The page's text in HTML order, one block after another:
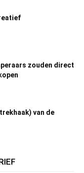
zouden direct
van de